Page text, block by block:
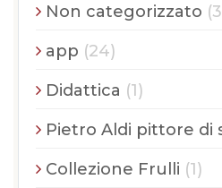
Non categorizzato
app (24)
Didattica (1)
Pietro Aldi pittore di
Collezione Frulli (1)